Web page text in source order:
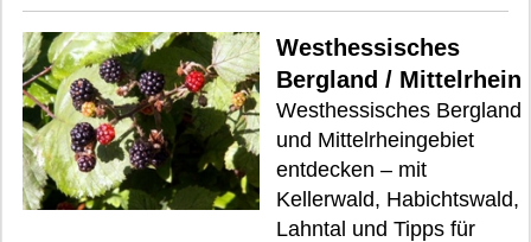
Westhessisches
Bergland / Mittelrhein
Westhessisches Bergland
und Mittelrheingebiet
entdecken – mit
Kellerwald, Habichtswald,
Lahntal und Tipps für